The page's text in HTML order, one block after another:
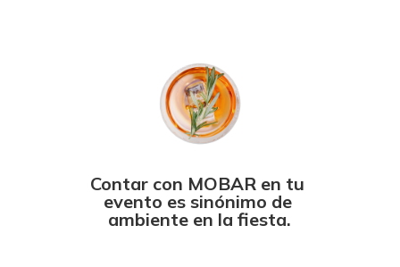
Contar con MOBAR en tu
evento es sinónimo de
ambiente en la fiesta.